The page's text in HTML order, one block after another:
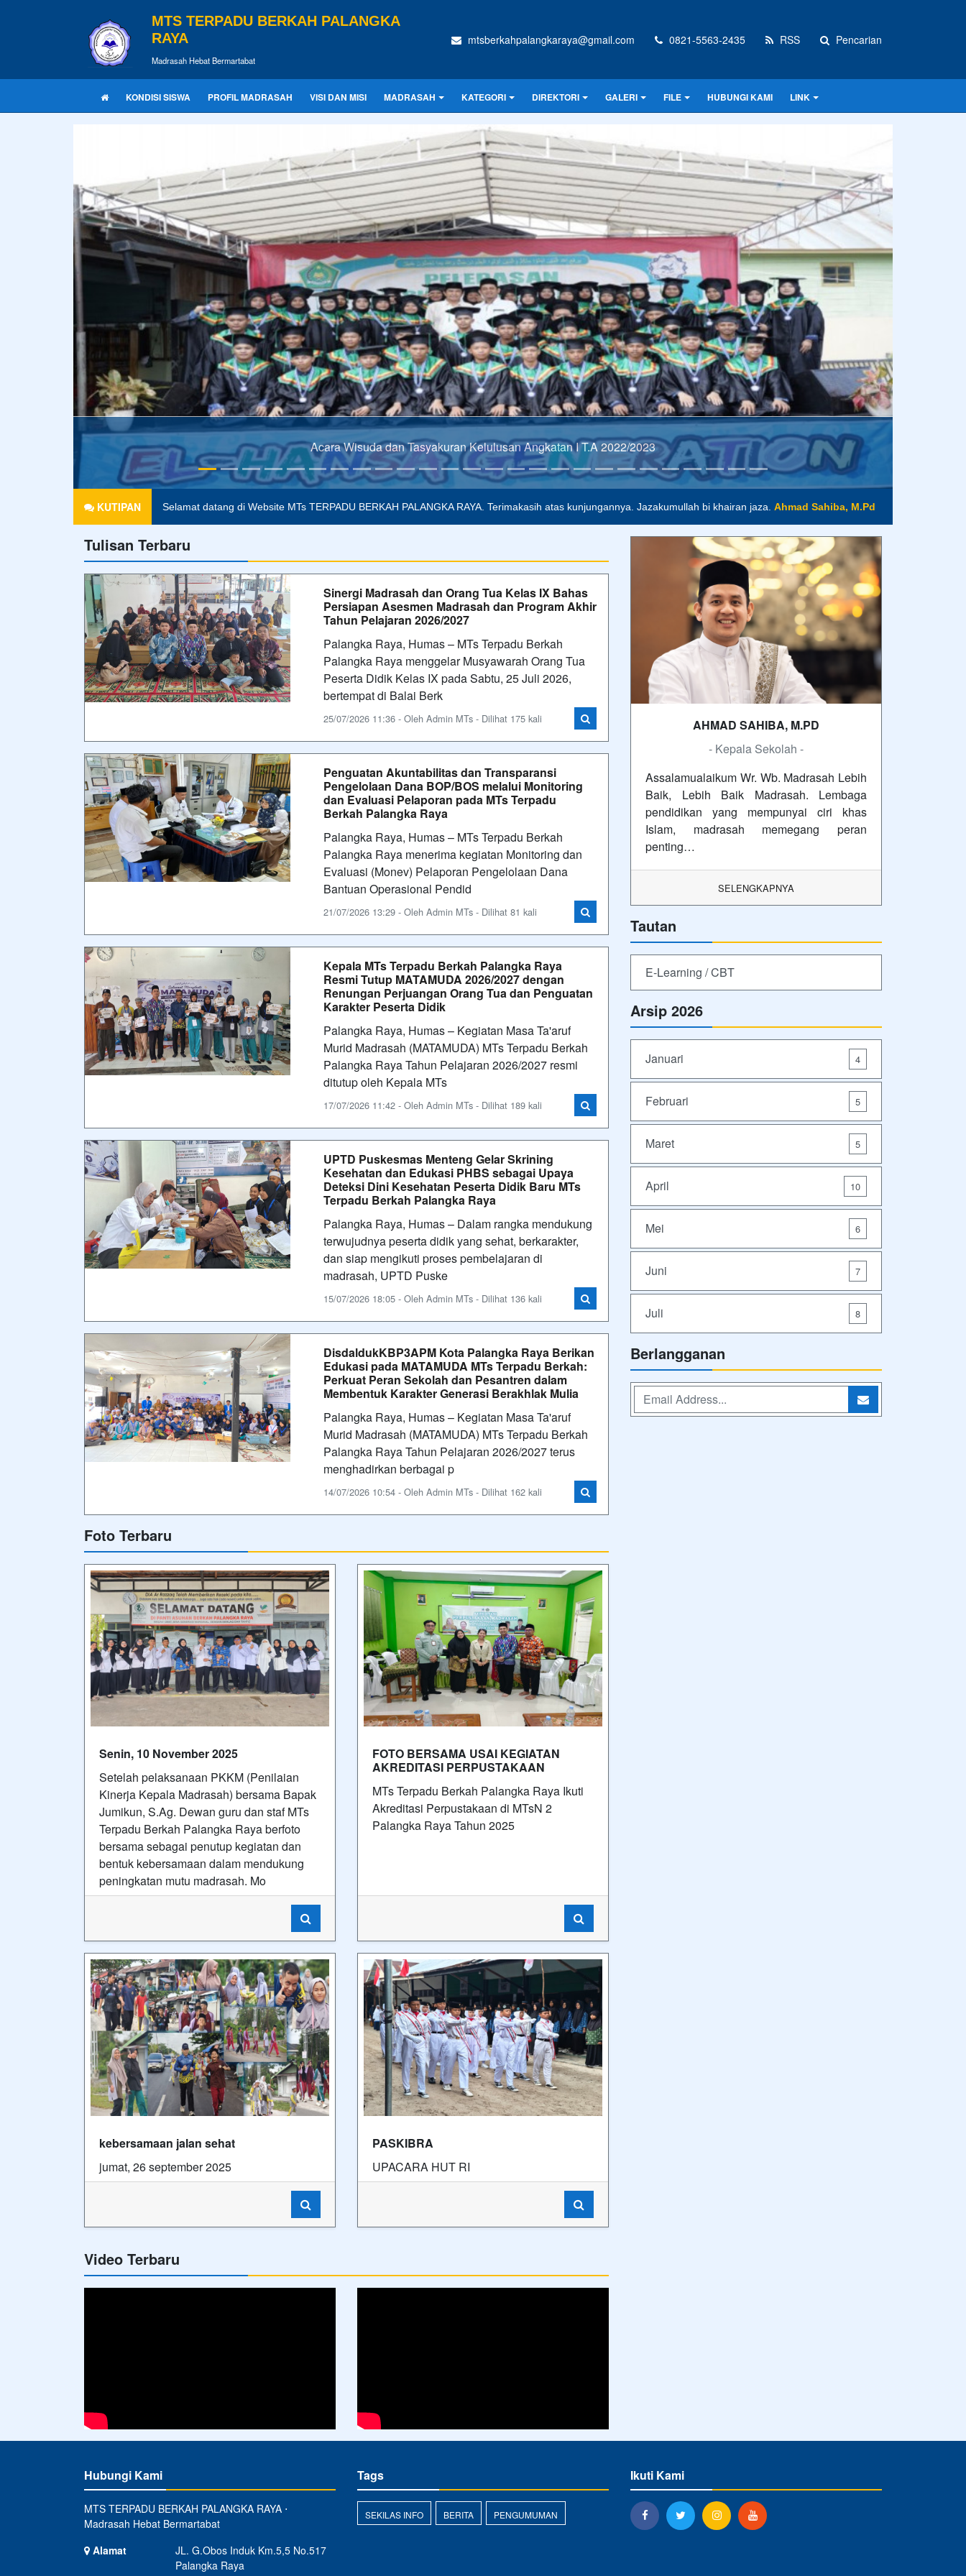
MTS TERPADU BERKAH PALANGKA
RAYA
Madrasah Hebat Bermartabat
mtsberkahpalangkaraya@gmail.com 0821-5563-2435 RSS Pencarian
KONDISI SISWA PROFIL MADRASAH VISI DAN MISI MADRASAH KATEGORI DIREKTORI GALERI FILE HUBUNGI KAMI LINK
KUTIPAN
"Tujuan pendidikan itu untuk mempertajam kecerdasan, memperkukuh kemauan serta memperhalus perasaan"..- Tan Malaka
Tulisan Terbaru
Sinergi Madrasah dan Orang Tua Kelas IX Bahas
Persiapan Asesmen Madrasah dan Program Akhir
Tahun Pelajaran 2026/2027
Palangka Raya, Humas – MTs Terpadu Berkah
Palangka Raya menggelar Musyawarah Orang Tua
Peserta Didik Kelas IX pada Sabtu, 25 Juli 2026,
bertempat di Balai Berk
25/07/2026 11:36 - Oleh Admin MTs - Dilihat 175 kali
Penguatan Akuntabilitas dan Transparansi
Pengelolaan Dana BOP/BOS melalui Monitoring
dan Evaluasi Pelaporan pada MTs Terpadu
Berkah Palangka Raya
Palangka Raya, Humas – MTs Terpadu Berkah
Palangka Raya menerima kegiatan Monitoring dan
Evaluasi (Monev) Pelaporan Pengelolaan Dana
Bantuan Operasional Pendid
21/07/2026 13:29 - Oleh Admin MTs - Dilihat 81 kali
Kepala MTs Terpadu Berkah Palangka Raya
Resmi Tutup MATAMUDA 2026/2027 dengan
Renungan Perjuangan Orang Tua dan Penguatan
Karakter Peserta Didik
Palangka Raya, Humas – Kegiatan Masa Ta'aruf
Murid Madrasah (MATAMUDA) MTs Terpadu Berkah
Palangka Raya Tahun Pelajaran 2026/2027 resmi
ditutup oleh Kepala MTs
17/07/2026 11:42 - Oleh Admin MTs - Dilihat 189 kali
UPTD Puskesmas Menteng Gelar Skrining
Kesehatan dan Edukasi PHBS sebagai Upaya
Deteksi Dini Kesehatan Peserta Didik Baru MTs
Terpadu Berkah Palangka Raya
Palangka Raya, Humas – Dalam rangka mendukung
terwujudnya peserta didik yang sehat, berkarakter,
dan siap mengikuti proses pembelajaran di
madrasah, UPTD Puske
15/07/2026 18:05 - Oleh Admin MTs - Dilihat 136 kali
DisdaldukKBP3APM Kota Palangka Raya Berikan
Edukasi pada MATAMUDA MTs Terpadu Berkah:
Perkuat Peran Sekolah dan Pesantren dalam
Membentuk Karakter Generasi Berakhlak Mulia
Palangka Raya, Humas – Kegiatan Masa Ta'aruf
Murid Madrasah (MATAMUDA) MTs Terpadu Berkah
Palangka Raya Tahun Pelajaran 2026/2027 terus
menghadirkan berbagai p
14/07/2026 10:54 - Oleh Admin MTs - Dilihat 162 kali
Foto Terbaru
Senin, 10 November 2025
Setelah pelaksanaan PKKM (Penilaian
Kinerja Kepala Madrasah) bersama Bapak
Jumikun, S.Ag. Dewan guru dan staf MTs
Terpadu Berkah Palangka Raya berfoto
bersama sebagai penutup kegiatan dan
bentuk kebersamaan dalam mendukung
peningkatan mutu madrasah. Mo
FOTO BERSAMA USAI KEGIATAN
AKREDITASI PERPUSTAKAAN
MTs Terpadu Berkah Palangka Raya Ikuti
Akreditasi Perpustakaan di MTsN 2
Palangka Raya Tahun 2025
kebersamaan jalan sehat
jumat, 26 september 2025
PASKIBRA
UPACARA HUT RI
Video Terbaru
AHMAD SAHIBA, M.PD
- Kepala Sekolah -
Assalamualaikum Wr. Wb. Madrasah Lebih
Baik, Lebih Baik Madrasah. Lembaga
pendidikan yang mempunyai ciri khas
Islam, madrasah memegang peran
penting…
SELENGKAPNYA
Tautan
E-Learning / CBT
Arsip 2026
Januari 4
Februari 5
Maret 5
April 10
Mei 6
Juni 7
Juli 8
Berlangganan
Hubungi Kami
MTS TERPADU BERKAH PALANGKA RAYA ⋅
Madrasah Hebat Bermartabat
Alamat
JL. G.Obos Induk Km.5,5 No.517
Palangka Raya
Tags
SEKILAS INFO BERITA PENGUMUMAN
Ikuti Kami